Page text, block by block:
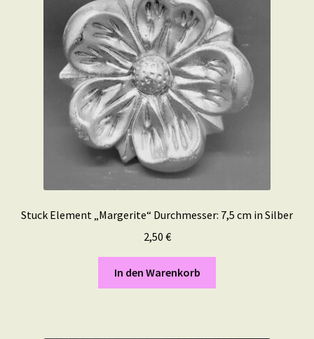
Stuck Element „Margerite“ Durchmesser: 7,5 cm in Silber
2,50 €
In den Warenkorb